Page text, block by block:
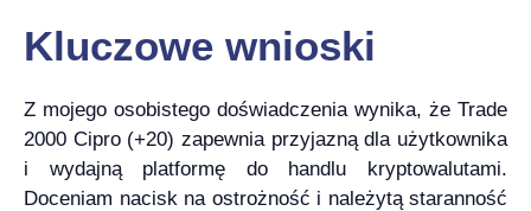
Kluczowe wnioski
Z mojego osobistego doświadczenia wynika, że Trade
2000 Cipro (+20) zapewnia przyjazną dla użytkownika
i wydajną platformę do handlu kryptowalutami.
Doceniam nacisk na ostrożność i należytą staranność